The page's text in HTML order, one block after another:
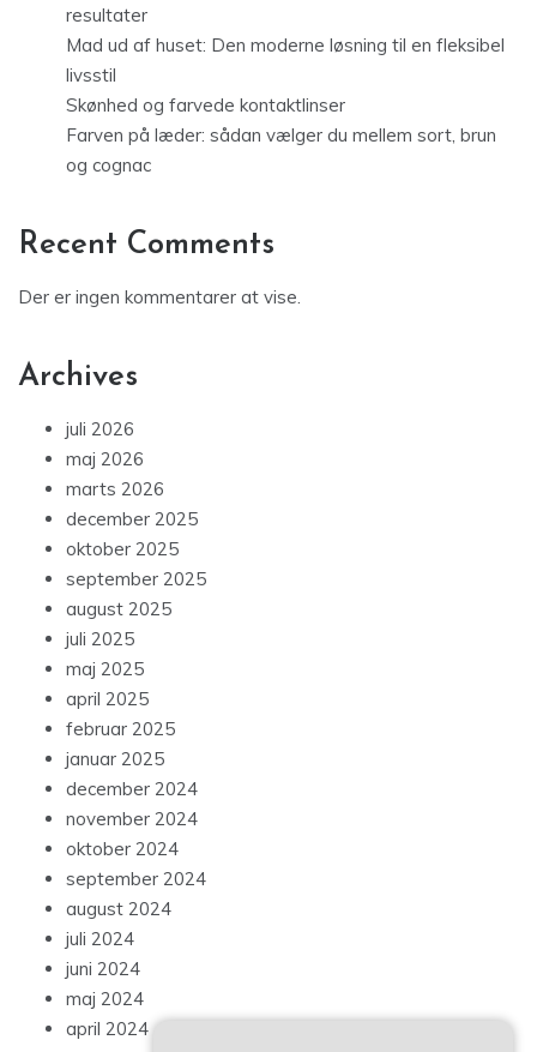
resultater
Mad ud af huset: Den moderne løsning til en fleksibel
livsstil
Skønhed og farvede kontaktlinser
Farven på læder: sådan vælger du mellem sort, brun
og cognac
Recent Comments
Der er ingen kommentarer at vise.
Archives
juli 2026
maj 2026
marts 2026
december 2025
oktober 2025
september 2025
august 2025
juli 2025
maj 2025
april 2025
februar 2025
januar 2025
december 2024
november 2024
oktober 2024
september 2024
august 2024
juli 2024
juni 2024
maj 2024
april 2024